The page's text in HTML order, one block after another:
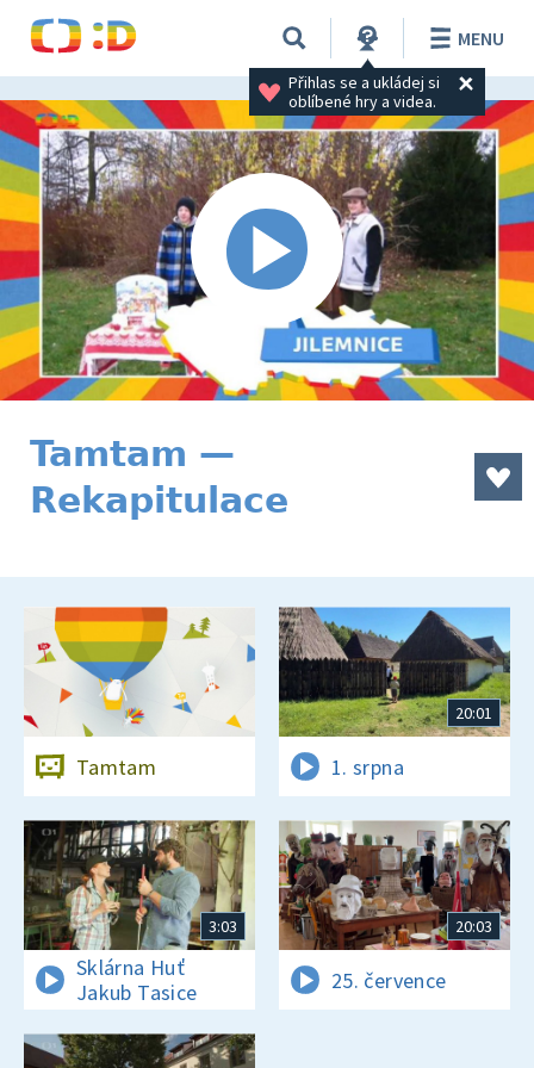
Přihlas se a ukládej si
oblíbené hry a videa.
MENU
Tamtam —
Rekapitulace
Tamtam
20:01
1. srpna
3:03
Sklárna Huť
Jakub Tasice
20:03
25. července